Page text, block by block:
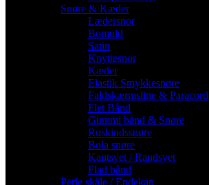
Snøre & Kæder
Lædersnor
Bomuld
Satin
Knyttesnor
Kæder
Elastik Smykkesnøre
Faldskærmsline & Paracord
Flet Bånd
Gummi bånd & Snøre
Ruskindssnøre
Bola snøre
Kantsyet / Randsyet
Flad bånd
Perle skåle / Endekap